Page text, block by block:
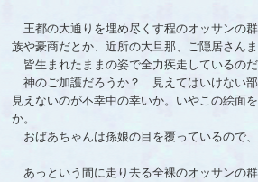
王都の大通りを埋め尽くす程のオッサンの
族や豪商だとか、近所の大旦那、ご隠居さんま
皆生まれたままの姿で全力疾走しているのだ
神のご加護だろうか？ 見えてはいけない部
見えないのが不幸中の幸いか。いやこの絵面
か。
おばあちゃんは孫娘の目を覆っているので
あっという間に走り去る全裸のオッサンの群